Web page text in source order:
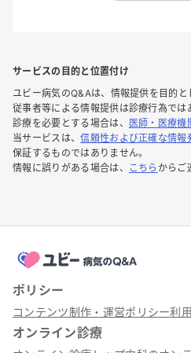
サービスの目的と位置付け
ユビー病気のQ&Aは、情報提供を目的
従事者等による情報提供は診療行為では
診療を必要とする場合は、
医師・医療機
当サービスは、信頼性および正確な情報
保証するものではありません。
情報に誤りがある場合は、
こちら からご
ポリシー
コンテンツ制作・運営ポリシー利
オンライン診療